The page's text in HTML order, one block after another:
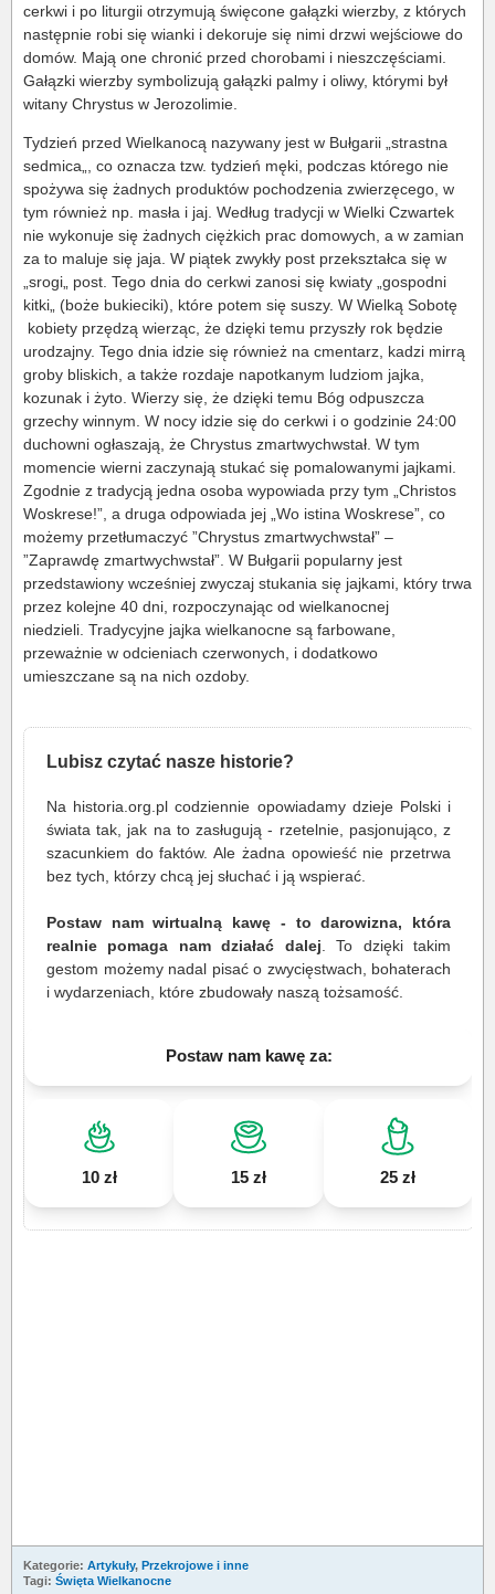
cerkwi i po liturgii otrzymują święcone gałązki wierzby, z których
następnie robi się wianki i dekoruje się nimi drzwi wejściowe do
domów. Mają one chronić przed chorobami i nieszczęściami.
Gałązki wierzby symbolizują gałązki palmy i oliwy, którymi był
witany Chrystus w Jerozolimie.
Tydzień przed Wielkanocą nazywany jest w Bułgarii „strastna
sedmica„, co oznacza tzw. tydzień męki, podczas którego nie
spożywa się żadnych produktów pochodzenia zwierzęcego, w
tym również np. masła i jaj. Według tradycji w Wielki Czwartek
nie wykonuje się żadnych ciężkich prac domowych, a w zamian
za to maluje się jaja. W piątek zwykły post przekształca się w
„srogi„ post. Tego dnia do cerkwi zanosi się kwiaty „gospodni
kitki„ (boże bukieciki), które potem się suszy. W Wielką Sobotę
kobiety przędzą wierząc, że dzięki temu przyszły rok będzie
urodzajny. Tego dnia idzie się również na cmentarz, kadzi mirrą
groby bliskich, a także rozdaje napotkanym ludziom jajka,
kozunak i żyto. Wierzy się, że dzięki temu Bóg odpuszcza
grzechy winnym. W nocy idzie się do cerkwi i o godzinie 24:00
duchowni ogłaszają, że Chrystus zmartwychwstał. W tym
momencie wierni zaczynają stukać się pomalowanymi jajkami.
Zgodnie z tradycją jedna osoba wypowiada przy tym „Christos
Woskrese!”, a druga odpowiada jej „Wo istina Woskrese”, co
możemy przetłumaczyć ”Chrystus zmartwychwstał” –
”Zaprawdę zmartwychwstał”. W Bułgarii popularny jest
przedstawiony wcześniej zwyczaj stukania się jajkami, który trwa
przez kolejne 40 dni, rozpoczynając od wielkanocnej
niedzieli. Tradycyjne jajka wielkanocne są farbowane,
przeważnie w odcieniach czerwonych, i dodatkowo
umieszczane są na nich ozdoby.
Lubisz czytać nasze historie?
Na historia.org.pl codziennie opowiadamy dzieje Polski i
świata tak, jak na to zasługują - rzetelnie, pasjonująco, z
szacunkiem do faktów. Ale żadna opowieść nie przetrwa
bez tych, którzy chcą jej słuchać i ją wspierać.
Postaw nam wirtualną kawę - to darowizna, która
realnie pomaga nam działać dalej . To dzięki takim
gestom możemy nadal pisać o zwycięstwach, bohaterach
i wydarzeniach, które zbudowały naszą tożsamość.
Postaw nam kawę za:
10 zł 15 zł 25 zł
Kategorie: Artykuły, Przekrojowe i inne
Tagi: Święta Wielkanocne